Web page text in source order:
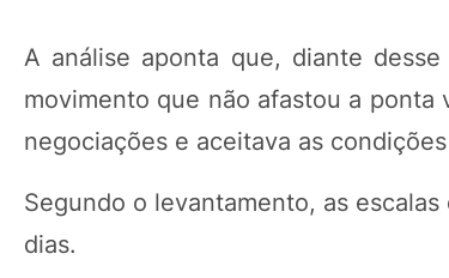
A análise aponta que, diante
movimento que não afastou a
negociações e aceitava as condições
Segundo o levantamento, as
dias.